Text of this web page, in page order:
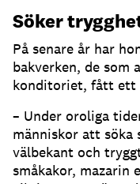
Söker
På senare år har
bakverken, de som
konditoriet, fått ett
– Under oroliga
människor att
välbekant och
småkakor, mazarin